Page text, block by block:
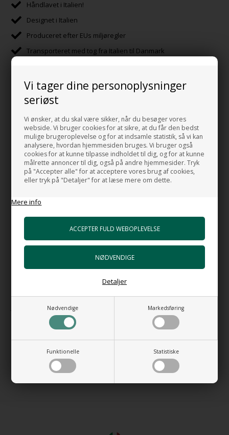
Vi tager dine personoplysninger
seriøst
Vi ønsker, at du skal være sikker, når du besøger vores
webside. Vi bruger cookies for at sikre, at du får den bedst
mulige brugeroplevelse og for at indsamle statistik, så vi kan
analysere, hvordan hjemmesiden bruges. Vi bruger også
cookies for at kunne tilpasse indholdet til dig, og for at kunne
målrette annoncer til dig, også på andre hjemmesider. Tryk
på "Accepter alle" for at acceptere vores brug af cookies,
eller tryk på "Detaljer" for at læse mere om dette.
Mere info
Nødvendige Markedsføring
Funktionelle Statistiske
Detaljer
Håndlavet i Italien!
Designet i Italien
Produceret efter EUs miljøregler
Transporteret med tog fra Italien til Danmark
Håndvask Area, til ophængning på væg eller sættes på
bordplade/badeværelsesmøbel
Materiale:
Porcelæn
Farve:
Hvid
Mål:
Bredde: 70 cm
Overløb:
Som tilbehør kan der bestilles et understel med glasplade som
ophænges på væggen under vasken.
Design: ANTONIO BULLO